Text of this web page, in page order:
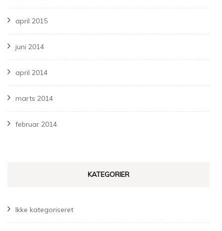
april 2015
juni 2014
april 2014
marts 2014
februar 2014
KATEGORIER
Ikke kategoriseret